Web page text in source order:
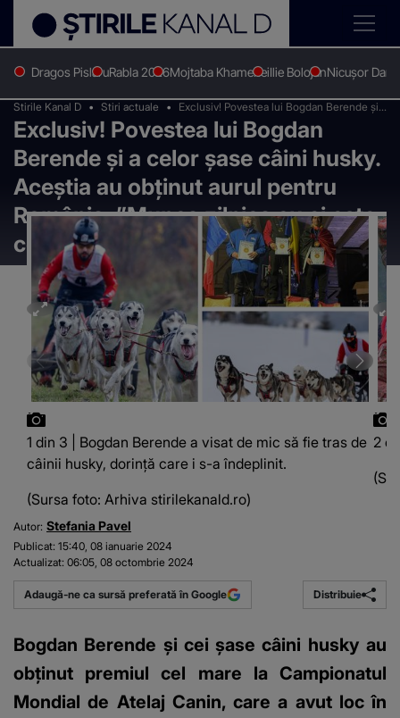
Dragos PislaruRabla 2026Mojtaba KhameneiIlie BolojanNicușor Dan
Stirile Kanal D Stiri actuale
Exclusiv! Povestea lui Bogdan Berende și a
celor șase câini husky. Aceștia au obținut
aurul pentru România: ”Munca zilnica cu ei
este ceva extraordinar”
Exclusiv! Povestea lui Bogdan
Berende și a celor șase câini husky.
Aceștia au obținut aurul pentru
România: ”Munca zilnica cu ei este
ceva extraordinar”
1 din 3 | Bogdan Berende a visat de mic să fie tras de
câinii husky, dorință care i s-a îndeplinit.
(Sursa foto: Arhiva stirilekanald.ro)
2
Autor: Stefania Pavel
Publicat: 15:40, 08 ianuarie 2024
Actualizat: 06:05, 08 octombrie 2024
Adaugă-ne ca sursă preferată în Google Distribuie
Bogdan Berende și cei șase câini husky au
obținut premiul cel mare la Campionatul
Mondial de Atelaj Canin, care a avut loc în